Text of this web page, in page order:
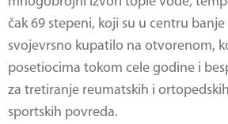
čak 69 stepeni, koji su u centru
svojevrsno kupatilo na otvorenom,
posetiocima tokom cele godine i
za tretiranje reumatskih i
sportskih povreda.